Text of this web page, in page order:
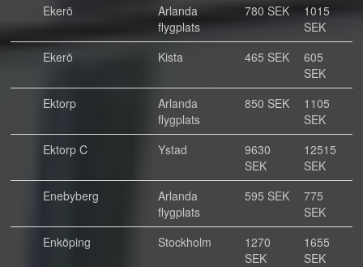
Ekerö
Arlanda
flygplats
780 SEK
1015
SEK
Ekerö
Kista 465 SEK
605
SEK
Ektorp
Arlanda
flygplats
850 SEK
1105
SEK
Ektorp C
Ystad
9630
SEK
12515
SEK
Enebyberg
Arlanda
flygplats
595 SEK
775
SEK
Enköping
Stockholm
1270
SEK
1655
SEK